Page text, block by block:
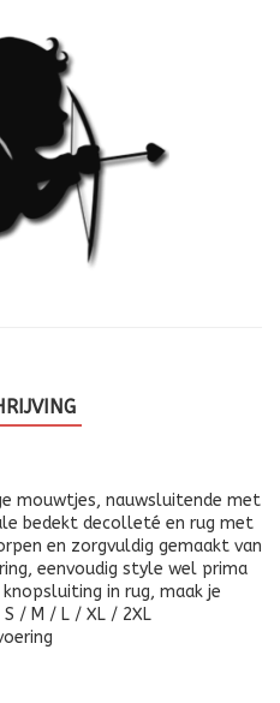
mouwtjes, nauwsluitende met
bedekt decolleté en rug met
en zorgvuldig gemaakt van
eenvoudig style wel prima
in rug, maak je
/ M / L / XL / 2XL